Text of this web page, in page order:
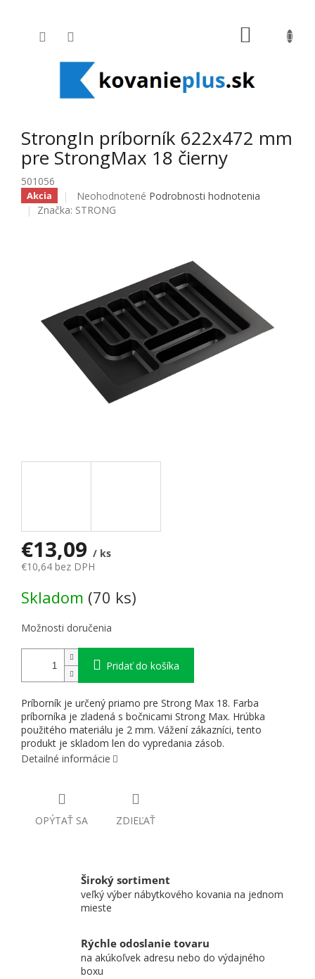
StrongIn príborník 622x472 mm
pre StrongMax 18 čierny
501056
Akcia Priemerné hodnotenie produktu je 0,0 z 5
Neohodnotené Podrobnosti hodnotenia
Značka: STRONG
€13,09 / ks
€10,64 bez DPH
Skladom (70 ks)
Možnosti doručenia
Pridať do košíka
Príborník je určený priamo pre Strong Max 18. Farba
príborníka je zladená s bočnicami Strong Max. Hrúbka
použitého materiálu je 2 mm. Vážení zákazníci, tento
produkt je skladom len do vypredania zásob.
Detailné informácie
OPÝTAŤ SA ZDIEĽAŤ
Široký sortiment
veľký výber nábytkového kovania na jednom
mieste
Rýchle odoslanie tovaru
na akúkoľvek adresu nebo do výdajného
boxu